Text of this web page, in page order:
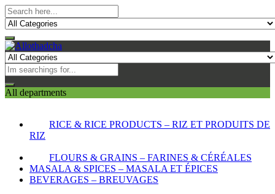
All departments
RICE & RICE PRODUCTS – RIZ ET PRODUITS DE
RIZ
FLOURS & GRAINS – FARINES & CÉRÉALES
MASALA & SPICES – MASALA ET ÉPICES
BEVERAGES – BREUVAGES